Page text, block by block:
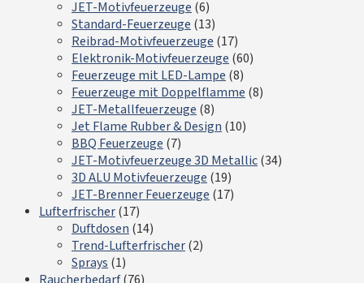
JET-Motivfeuerzeuge (6)
Standard-Feuerzeuge (13)
Reibrad-Motivfeuerzeuge (17)
Elektronik-Motivfeuerzeuge (60)
Feuerzeuge mit LED-Lampe (8)
Feuerzeuge mit Doppelflamme (8)
JET-Metallfeuerzeuge (8)
Jet Flame Rubber & Design (10)
BBQ Feuerzeuge (7)
JET-Motivfeuerzeuge 3D Metallic(34)
3D ALU Motivfeuerzeuge (19)
JET-Brenner Feuerzeuge (17)
Lufterfrischer(17)
Duftdosen (14)
Trend-Lufterfrischer(2)
Sprays (1)